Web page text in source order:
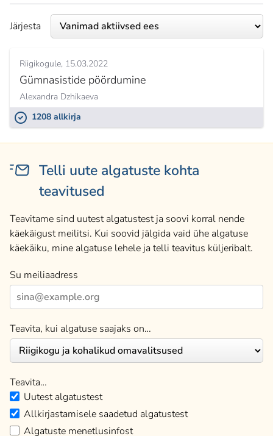
Järjesta
Riigikogule 15.03.2022
Gümnasistide pöördumine
Alexandra Dzhikaeva
1208 allkirja
Telli uute algatuste kohta
teavitused
Teavitame sind uutest algatustest ja soovi korral nende
käekäigust meilitsi. Kui soovid jälgida vaid ühe algatuse
käekäiku, mine algatuse lehele ja telli teavitus küljeribalt.
Su meiliaadress
Teavita, kui algatuse saajaks on…
Teavita…
Uutest algatustest
Allkirjastamisele saadetud algatustest
Algatuste menetlusinfost